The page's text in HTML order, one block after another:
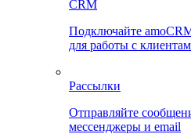
CRM
Подключайте
для работы с
Рассылки
Отправляйте
мессенджеры и email